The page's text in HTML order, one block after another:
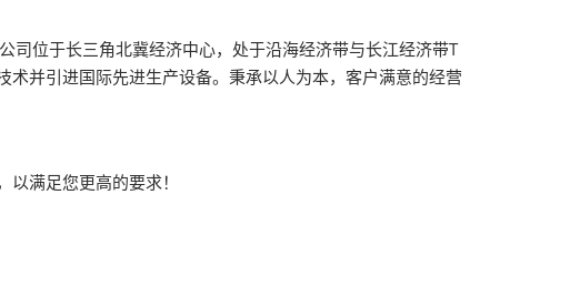
司位于长三角北冀经济中心，处于沿海经济带与长江经济带T
并引进国际先进生产设备。秉承以人为本，客户满意的经营
满足您更高的要求！